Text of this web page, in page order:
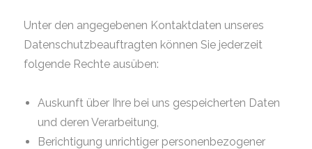
Unter den angegebenen Kontaktdaten unseres
Datenschutzbeauftragten können Sie jederzeit
folgende Rechte ausüben:
Auskunft über Ihre bei uns gespeicherten Daten
und deren Verarbeitung,
Berichtigung unrichtiger personenbezogener